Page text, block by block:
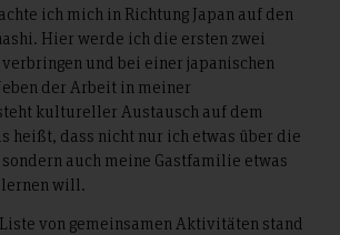
ich mich in Richtung Japan auf den
Hier werde ich die ersten zwei
verbringen und bei einer japanischen
der Arbeit in meiner
kultureller Austausch auf dem
heißt, dass nicht nur ich etwas über die
auch meine Gastfamilie etwas
will.
von gemeinsamen Aktivitäten stand